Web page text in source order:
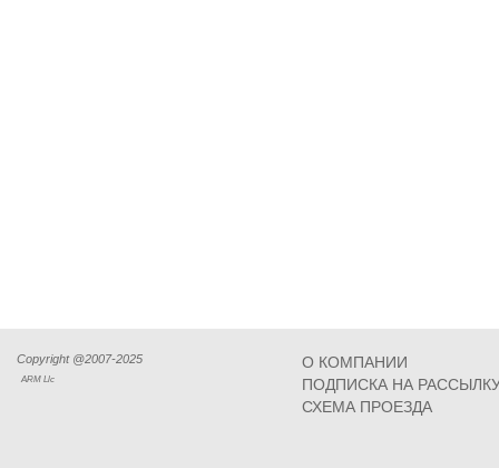
Copyright @2007-2025
ARM Llc
О КОМПАНИИ
ПОДПИСКА НА
СХЕМА ПРОЕЗДА